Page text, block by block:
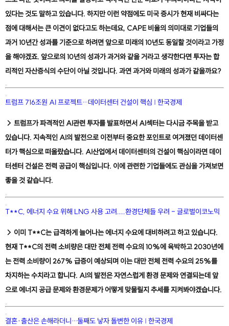
있다는 것도 말하고 있습니다. 하지만 이런 약점에도 미국 증시가 현재 비싸다는
점에 대해서는 큰 이견이 없다고도 하는데요, CAPE 비율의 의미대로 기업들의
과거 10년간 성과를 기준으로 하려면 앞으로 미래의 10년도 동일할 것이라고 가정
을 해야겠죠. 앞으로의 10년의 성과가 과거와 같을 거라고 생각한다면 투자는 합
리적인 자산증식의 수단이 아닐 것입니다. 과연 과거와 미래의 성과가 같을까요?
트럼프 716조원 AI 프로젝트…데이터센터 건설이 핵심 | 한국경제
→ 트럼프가 파격적인 AI관련 투자를 발표하면서 AI섹터는 다시금 주목을 받고
있습니다. 지속적인 AI의 발전으로 이전부터 중요한 포인트로 여겨졌던 데이터센
터가 핵심으로 떠올랐습니다. AI산업에서 데이터센터의 건설이 핵심이라면 데이
터센터 건설은 전력 공급이 핵심입니다. 이에 관련한 기업들에도 관심을 가져보면
좋을 것 같습니다.
T**C, 에너지 수요 위해 LNG 사용 고려....환경단체들 우려 - 글로벌이코노믹
→ 이미 T**C는 급격하게 늘어나는 에너지 수요에 대비하려고 하고 있습니다.
현재 T**C의 전력 소비량은 대만 전체 전력 수요의 10%에 육박하고 2030년에
는 전력 소비량이 267% 급증이 예상되며 이는 대만 전체 전력 수요의 25%를
차지하는 수치라고 합니다. AI의 발전은 자연스럽게 환경 문제와 연결되는데 앞
으로 에너지 공급 문제와 환경문제가 어떻게 맞물릴지 추세를 지켜봐야겠습니다.
결혼·출산은 손해라더니…둘째도 낳자 돌변한 이유 | 한국경제